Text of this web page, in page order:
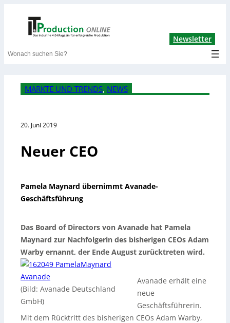
Newsletter
Search
MÄRKTE UND TRENDS, NEWS
20. Juni 2019
Neuer CEO
Pamela Maynard übernimmt Avanade-
Geschäftsführung
Das Board of Directors von Avanade hat Pamela
Maynard zur Nachfolgerin des bisherigen CEOs Adam
Warby ernannt, der Ende August zurücktreten wird.
(Bild: Avanade Deutschland
GmbH)
Avanade erhält eine
neue
Geschäftsführerin.
Mit dem Rücktritt des bisherigen CEOs Adam Warby,